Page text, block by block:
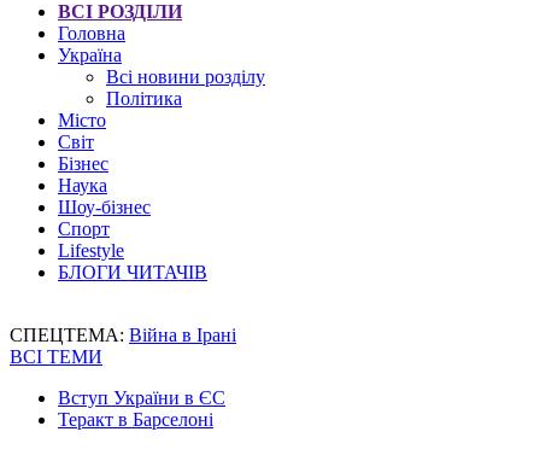
ВСІ РОЗДІЛИ
Головна
Україна
Всі новини розділу
Політика
Місто
Світ
Бізнес
Наука
Шоу-бізнес
Спорт
Lifestyle
БЛОГИ ЧИТАЧІВ
СПЕЦТЕМА: Війна в Ірані
ВСІ ТЕМИ
Вступ України в ЄС
Теракт в Барселоні